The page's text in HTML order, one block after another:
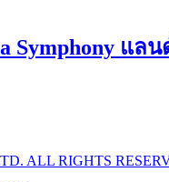
Symphony แล
ALL RIGHTS